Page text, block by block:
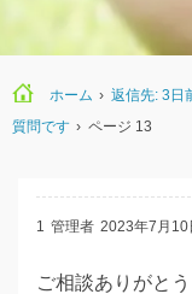
ホーム › 返信先: 3日
質問です › ページ 13
1 管理者 2023年7月10
ご相談ありがとう